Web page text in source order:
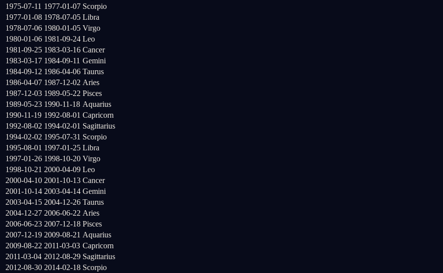
1975-07-11 1977-01-07 Scorpio
1977-01-08 1978-07-05 Libra
1978-07-06 1980-01-05 Virgo
1980-01-06 1981-09-24 Leo
1981-09-25 1983-03-16 Cancer
1983-03-17 1984-09-11 Gemini
1984-09-12 1986-04-06 Taurus
1986-04-07 1987-12-02 Aries
1987-12-03 1989-05-22 Pisces
1989-05-23 1990-11-18 Aquarius
1990-11-19 1992-08-01 Capricorn
1992-08-02 1994-02-01 Sagittarius
1994-02-02 1995-07-31 Scorpio
1995-08-01 1997-01-25 Libra
1997-01-26 1998-10-20 Virgo
1998-10-21 2000-04-09 Leo
2000-04-10 2001-10-13 Cancer
2001-10-14 2003-04-14 Gemini
2003-04-15 2004-12-26 Taurus
2004-12-27 2006-06-22 Aries
2006-06-23 2007-12-18 Pisces
2007-12-19 2009-08-21 Aquarius
2009-08-22 2011-03-03 Capricorn
2011-03-04 2012-08-29 Sagittarius
2012-08-30 2014-02-18 Scorpio